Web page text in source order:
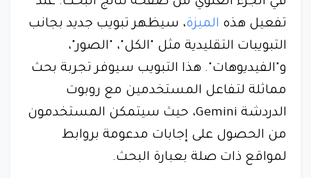
تفعيل هذه الميزة، سيظهر تبويب جديد بجانب
التبويبات التقليدية مثل "الكل"، "الصور"،
و"الفيديوهات". هذا التبويب سيوفر تجربة بحث
مماثلة لتفاعل المستخدمين مع روبوت
الدردشة Gemini، حيث سيتمكن المستخدمون
من الحصول على إجابات مدعومة بروابط
لمواقع ذات صلة بعبارة البحث.